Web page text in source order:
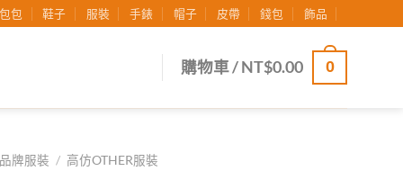
包包 鞋子 服裝 手錶 帽子 皮帶 錢包 飾品
購物車 /NT$0.00 0
牌服裝 / 高仿OTHER服裝